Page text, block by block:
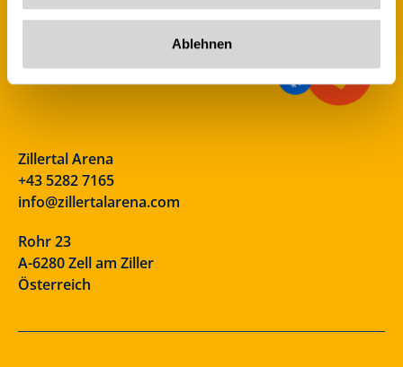
Ablehnen
Zillertal Arena
+43 5282 7165
info@zillertalarena.com
Rohr 23
A-6280 Zell am Ziller
Österreich